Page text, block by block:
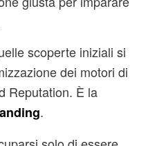
scoperte iniziali si
dei motori di
Reputation. È la
.